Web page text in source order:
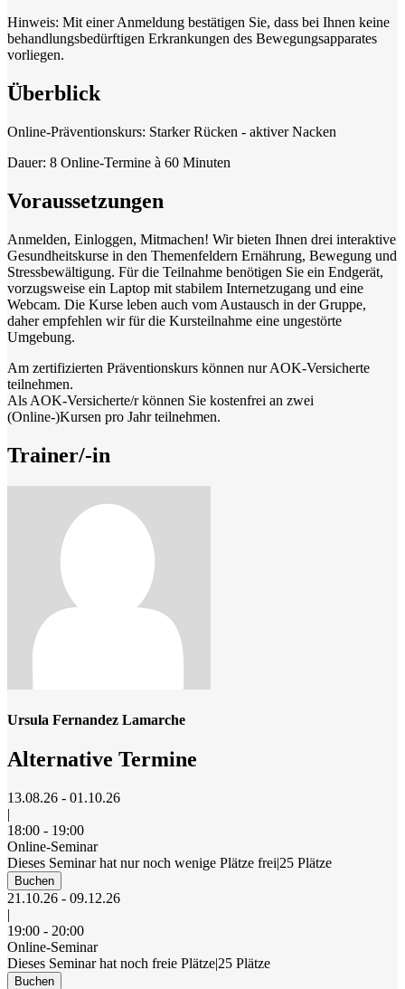
Hinweis: Mit einer Anmeldung bestätigen Sie, dass bei Ihnen keine
behandlungsbedürftigen Erkrankungen des Bewegungsapparates
vorliegen.
Überblick
Online-Präventionskurs: Starker Rücken - aktiver Nacken
Dauer: 8 Online-Termine à 60 Minuten
Voraussetzungen
Anmelden, Einloggen, Mitmachen! Wir bieten Ihnen drei interaktive
Gesundheitskurse in den Themenfeldern Ernährung, Bewegung und
Stressbewältigung. Für die Teilnahme benötigen Sie ein Endgerät,
vorzugsweise ein Laptop mit stabilem Internetzugang und eine
Webcam. Die Kurse leben auch vom Austausch in der Gruppe,
daher empfehlen wir für die Kursteilnahme eine ungestörte
Umgebung.
Am zertifizierten Präventionskurs können nur AOK-Versicherte
teilnehmen.
Als AOK-Versicherte/r können Sie kostenfrei an zwei
(Online-)Kursen pro Jahr teilnehmen.
Trainer/-in
Ursula Fernandez Lamarche
Alternative Termine
13.08.26 - 01.10.26
|
18:00 - 19:00
Online-Seminar
Dieses Seminar hat nur noch wenige Plätze frei|25 Plätze
Buchen
21.10.26 - 09.12.26
|
19:00 - 20:00
Online-Seminar
Dieses Seminar hat noch freie Plätze|25 Plätze
Buchen